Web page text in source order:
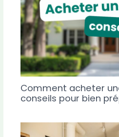
Comment acheter
conseils pour bien